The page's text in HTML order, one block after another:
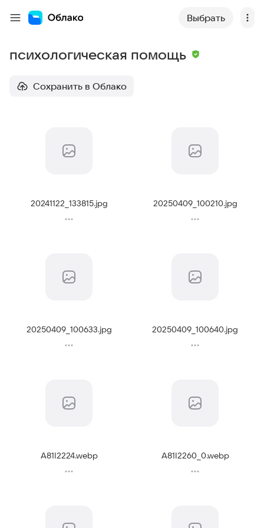
Выбрать
психологическая помощь
Сохранить в Облако
20241122_133815.jpg 20250409_100210.jpg
20250409_100633.jpg 20250409_100640.jpg
A81I2224.webp A81I2260_0.webp